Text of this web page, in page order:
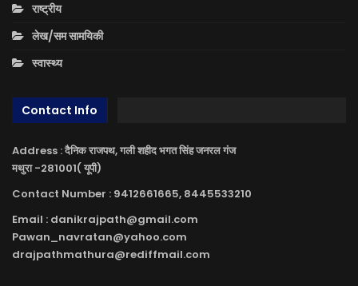
राष्ट्रीय
लेख/सम सामयिकी
स्वास्थ्य
Contact Info
Address : दैनिक राजपथ, गली शहीद भगत सिंह जनरल गंज
मथुरा -281001( यूपी)
Contact Number : 9412661665, 8445533210
Email : danikrajpath@gmail.com
Pawan_navratan@yahoo.com
drajpathmathura@rediffmail.com